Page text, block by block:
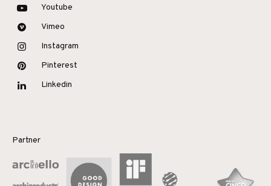
Youtube
Vimeo
Instagram
Pinterest
Linkedin
Partner